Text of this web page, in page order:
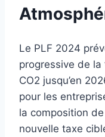
Le PLF 2024
progressive de
CO2 jusqu’en
pour les
la composition
nouvelle taxe